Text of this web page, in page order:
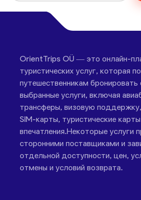
OrientTrips OÜ — это онлайн-
туристических услуг, которая
путешественникам бронировать
выбранные услуги, включая
трансферы, визовую
SIM-карты, туристические
впечатления.Некоторые услуги
сторонними поставщиками и
отдельной доступности, цен,
отмены и условий возврата.